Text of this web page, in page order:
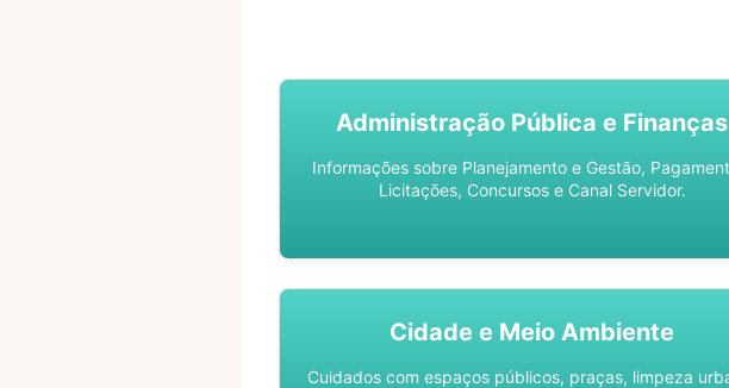
Administração Pública e Finanças
Informações sobre Planejamento e Gestão,
Licitações, Concursos e Canal Servidor.
Cidade e Meio Ambiente
Cuidados com espaços públicos, praças, limpeza